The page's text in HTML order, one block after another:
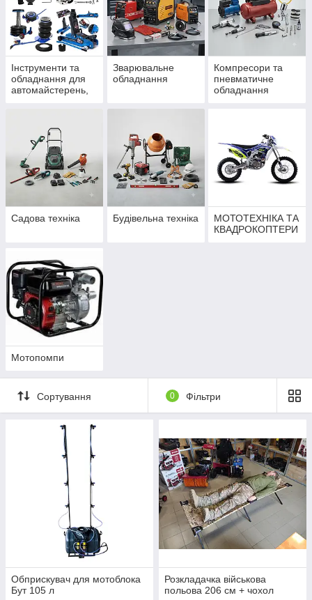
Інструменти та
обладнання для
автомайстерень,
Зварювальне
обладнання
Компресори та
пневматичне
обладнання
Садова техніка Будівельна техніка
МОТОТЕХНІКА ТА
КВАДРОКОПТЕРИ
Мотопомпи
Сортування 0 Фільтри
Обприскувач для мотоблока
Бут 105 л
Розкладачка військова
польова 206 см + чохол